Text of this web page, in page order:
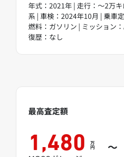
年式：2021年 | 走行：～2万
系 | 車検：2024年10月 | 乗車
燃料：ガソリン | ミッション
復歴：なし
最高査定額
1,480 万
円 ～